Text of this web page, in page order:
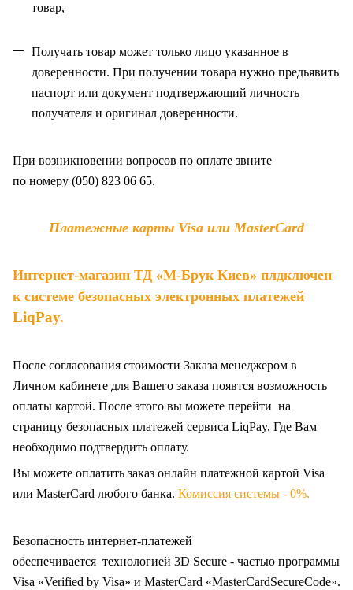
товар,
Получать товар может только лицо указанное в
доверенности. При получении товара нужно предьявить
паспорт или документ подтвержающий личность
получателя и оригинал доверенности.
При возникновении вопросов по оплате звните
по номеру (050) 823 06 65.
Платежные карты Visa или MasterCard
Интернет-магазин ТД «М-Брук Киев» плдключен
к системе безопасных электронных платежей
LiqPay.
После согласования стоимости Заказа менеджером в
Личном кабинете для Вашего заказа появтся возможность
оплаты картой. После этого вы можете перейти на
страницу безопасных платежей сервиса LiqPay, Где Вам
необходимо подтвердить оплату.
Вы можете оплатить заказ онлайн платежной картой Visa
или MasterCard любого банка. Комиссия системы - 0%.
Безопасность интернет-платежей
обеспечивается технологией 3D Secure - частью программы
Visa «Verified by Visa» и MasterCard «MasterCardSecureCode».